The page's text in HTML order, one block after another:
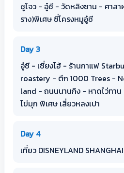
ซูโจว - อู๋ซี - วัดหลิงซาน - ศาลา
ราง)พิเศษ ซี่โครงหมูอู๋ซี
Day 3
อู๋ซี - เซี่ยงไฮ้ - ร้านกาแฟ
roastery - ตึก 1000 Trees -
land - ถนนนานกิง - หาดไว่ทาน
ไข่มุก พิเศษ เสี่ยวหลงเปา
Day 4
เที่ยว DISNEYLAND